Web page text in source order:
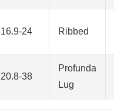
16.9-24 Ribbed
20.8-38
Profunda
Lug